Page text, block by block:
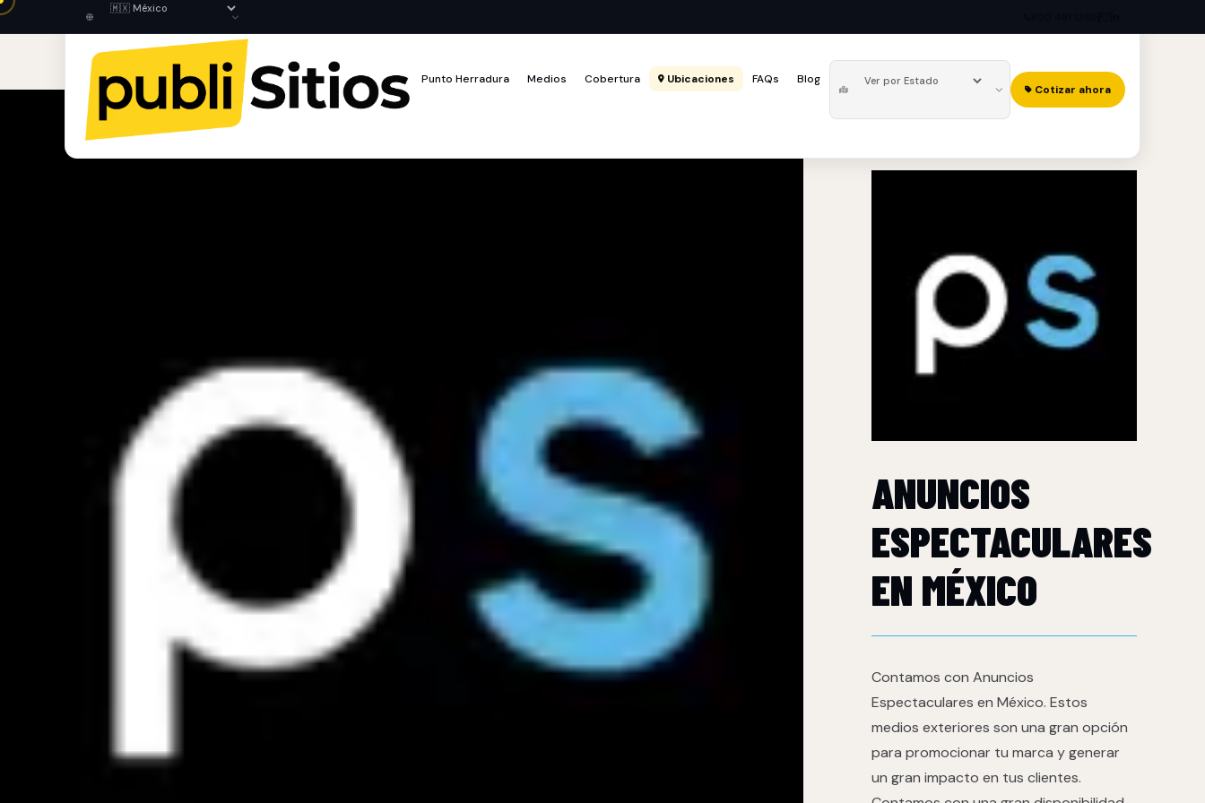
Punto Herradura Medios Cobertura Ubicaciones FAQs Blog
Cotizar ahora
ANUNCIOS
ESPECTACULARES
EN MÉXICO
Contamos con Anuncios
Espectaculares en México. Estos
medios exteriores son una gran opción
para promocionar tu marca y generar
un gran impacto en tus clientes.